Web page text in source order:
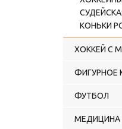
КОНЬКИ
ХОККЕЙ С
ФИГУРНОЕ
ФУТБОЛ
МЕДИЦИНА